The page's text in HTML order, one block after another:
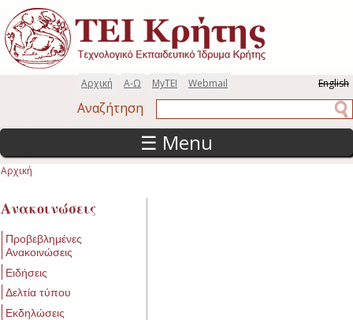
Παράκαμψη προς το κυρίως περιεχόμενο
English
Webmail
MyTEI
Α-Ω
Αρχική
Αναζήτηση
☰ Menu
Αρχική
Ανακοινώσεις
Προβεβλημένες
Ανακοινώσεις
Ειδήσεις
Δελτία τύπου
Εκδηλώσεις